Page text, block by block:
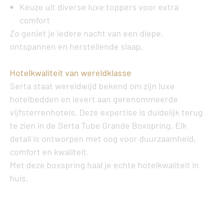
Keuze uit diverse luxe toppers voor extra
comfort
Zo geniet je iedere nacht van een diepe,
ontspannen en herstellende slaap.
Hotelkwaliteit van wereldklasse
Serta staat wereldwijd bekend om zijn luxe
hotelbedden en levert aan gerenommeerde
vijfsterrenhotels. Deze expertise is duidelijk terug
te zien in de Serta Tube Grande Boxspring. Elk
detail is ontworpen met oog voor duurzaamheid,
comfort en kwaliteit.
Met deze boxspring haal je echte hotelkwaliteit in
huis.